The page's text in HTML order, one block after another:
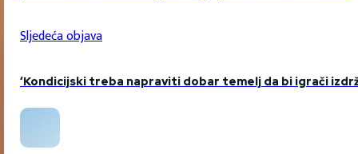
Sljedeća objava
‘Kondicijski treba napraviti dobar temelj da bi igrači